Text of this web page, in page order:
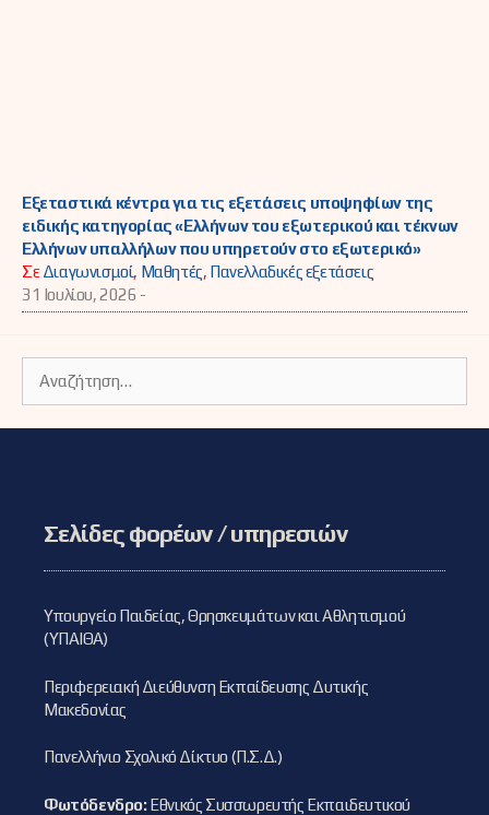
Εξεταστικά κέντρα για τις εξετάσεις υποψηφίων της
ειδικής κατηγορίας «Ελλήνων του εξωτερικού και τέκνων
Ελλήνων υπαλλήλων που υπηρετούν στο εξωτερικό»
ΣεΔιαγωνισμοί, Μαθητές, Πανελλαδικές εξετάσεις
31 Ιουλίου, 2026 -
για:
Σελίδες φορέων / υπηρεσιών
Υπουργείο Παιδείας, Θρησκευμάτων και Αθλητισμού
(ΥΠΑΙΘΑ)
Περιφερειακή Διεύθυνση Εκπαίδευσης Δυτικής
Μακεδονίας
Πανελλήνιο Σχολικό Δίκτυο (Π.Σ.Δ.)
Φωτόδενδρο:Εθνικός Συσσωρευτής Εκπαιδευτικού